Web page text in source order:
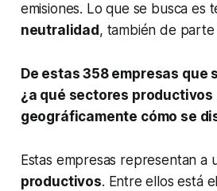
emisiones. Lo que se busca es
neutralidad , también de parte
De estas 358 empresas que
¿a qué sectores
geográficamente cómo se
Estas empresas representan a
productivos. Entre ellos está